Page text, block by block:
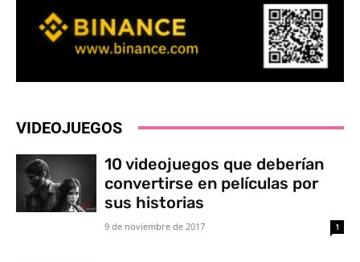
VIDEOJUEGOS
10 videojuegos que deberían
convertirse en películas por
sus historias
9 de noviembre de 2017 1